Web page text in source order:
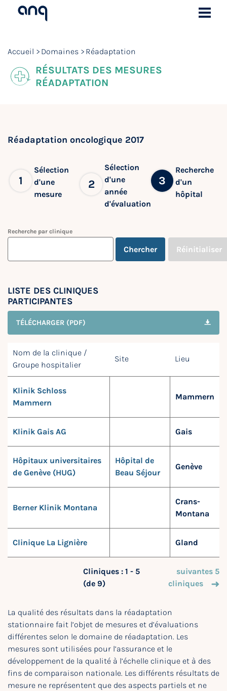
Accueil Domaines Réadaptation
RÉSULTATS DES MESURES
RÉADAPTATION
Réadaptation oncologique 2017
1
Sélection
d'une
mesure
2
Sélection
d'une
année
d'évaluation
3
Recherche
d'un
hôpital
Recherche par clinique
Chercher Réinitialiser
LISTE DES CLINIQUES
PARTICIPANTES
TÉLÉCHARGER (PDF)
Nom de la clinique /
Groupe hospitalier
Site Lieu
Klinik Schloss
Mammern
Mammern
Klinik Gais AG Gais
Hôpitaux universitaires
de Genève (HUG)
Hôpital de
Beau Séjour
Genève
Berner Klinik Montana
Crans-
Montana
Clinique La Lignière Gland
Cliniques : 1 - 5
(de 9)
suivantes 5
cliniques
La qualité des résultats dans la réadaptation
stationnaire fait l’objet de mesures et d’évaluations
différentes selon le domaine de réadaptation. Les
mesures sont utilisées pour l’assurance et le
développement de la qualité à l’échelle clinique et à des
fins de comparaison nationale. Les différents résultats de
mesure ne représentent que des aspects partiels et ne